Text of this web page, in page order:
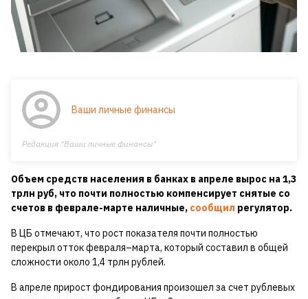
Ваши личные финансы
Редакция "Ваши личные финансы"
Объем средств населения в банках в апреле вырос на 1,3
трлн руб, что почти полностью компенсирует снятые со
счетов в феврале-марте наличные, сообщил регулятор.
В ЦБ отмечают, что рост показателя почти полностью
перекрыл отток февраля–марта, который составил в общей
сложности около 1,4 трлн рублей.
В апреле прирост фондирования произошел за счет рублевых